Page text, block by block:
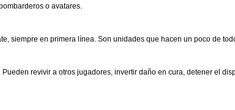
o avatares.
siempre en primera línea. Son unidades que hacen un poco de
Pueden revivir a otros jugadores, invertir daño en cura, detener el